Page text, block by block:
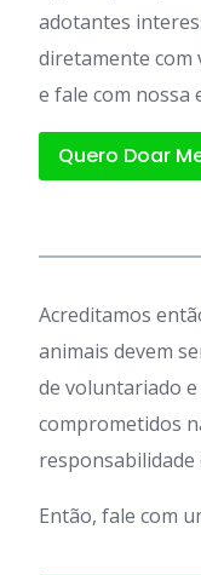
adotantes
diretamente com
e fale com nossa
Quero Doar
Acreditamos
animais devem
de voluntariado e
comprometidos
Então, fale com